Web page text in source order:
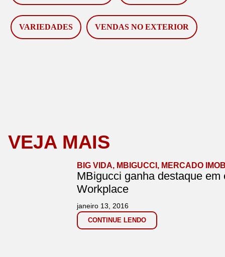
VARIEDADES VENDAS NO EXTERIOR
VEJA MAIS
BIG VIDA, MBIGUCCI , MERCADO
MBigucci ganha destaque
Workplace
CONTINUE LENDO
janeiro 13, 2016